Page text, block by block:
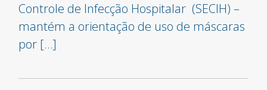
Controle de Infecção Hospitalar (SECIH) –
mantém a orientação de uso de máscaras
por […]